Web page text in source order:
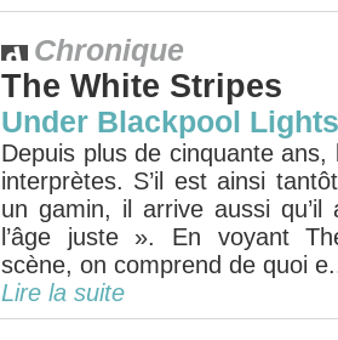
Chronique
The White Stripes
Under Blackpool Lights
Depuis plus de cinquante ans,
interprètes. S’il est ainsi
un gamin, il arrive aussi
l’âge juste ». En voyant
scène, on comprend de quoi
Lire la suite